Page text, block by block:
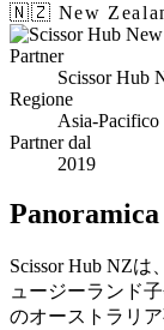
🇳🇿 New
Partner
Scissor Hub
Regione
Asia-Pacifico
Partner dal
2019
Scissor Hub NZは
ュージーランド
のオーストラリ